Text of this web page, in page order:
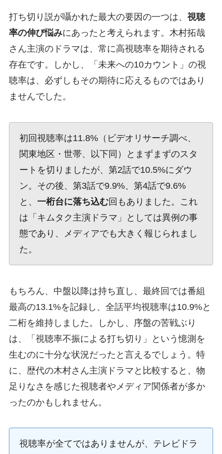
打ち切り説が囁かれた最大の要因の一つは、 視聴
率の伸び悩みにあったと考えられます。木村拓哉
さん主演のドラマは、常に高視聴率を期待される
存在です。しかし、「未来への10カウント」の視
聴率は、必ずしもその期待に応えるものではあり
ませんでした。
初回視聴率は11.8%（ビデオリサーチ調べ、
関東地区・世帯、以下同）とまずまずのスタ
ートを切りましたが、第2話で10.5%にダウ
ン。その後、第3話で9.9%、第4話で9.6%
と、 一桁台に落ち込む回もありました。これ
は「キムタク主演ドラマ」としては異例の事
態であり、メディアでも大きく報じられまし
た。
もちろん、中盤以降は持ち直し、最終回では番組
最高の13.1%を記録し、全話平均視聴率は10.9%と
二桁を維持しました。しかし、序盤の苦戦ぶり
は、「視聴率不振による打ち切り」という憶測を
生むのに十分な状況だったと言えるでしょう。特
に、歴代の木村さん主演ドラマと比較すると、物
足りなさを感じた視聴者やメディア関係者が多か
ったのかもしれません。
視聴率が全てではありませんが、テレビドラ